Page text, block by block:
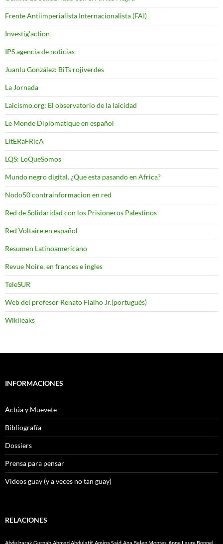
Frente Antiimperialista Internacionalista (FAI)
Investig'action
IPS agencia de noticias
Juanlu González: BiTs rojiverdes
La Jornada
Laicismo.org: El observatorio de la laicidad
Le Monde Diplomatique en español
LitERaFRicA
LQS: LoQueSomos
Mundo negro digital. ¿Que esta pasando en Africa?
Nodo50 contrainformacion en red
Red de Solidaridad con los Prisioneros Palestinos
Red Voltaire en español
Resumen Latinoamericano
Revue Noire, en frances e ingles
TeleSUR
Web del profesor Renato Fialho Jr.(portugués)
Wikileaks
INFORMACIONES
Actúa y Muevete
Bibliografía
Dossiers
Prensa para pensar
Videos guay (y a veces no tan guay)
RELACIONES